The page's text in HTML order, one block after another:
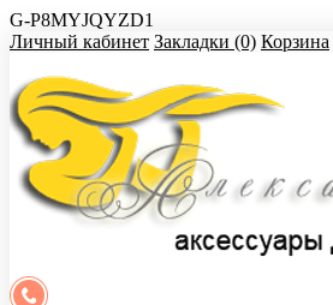
G-P8MYJQYZD1
Личный кабинет Закладки (0) Корзина